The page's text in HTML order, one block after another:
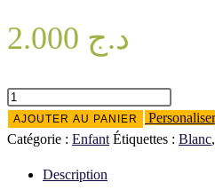
د.ج
quantité
de
Sweatshirt
Shine
AJOUTER AU PANIER
Personaliser
Catégorie : Enfant Étiquettes : Blanc,
Description